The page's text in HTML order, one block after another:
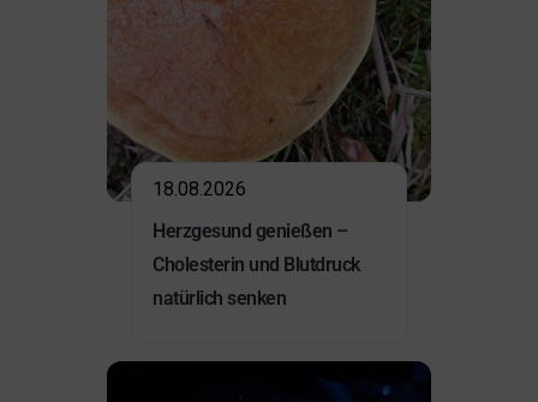
18.08.2026
Herzgesund genießen –
Cholesterin und Blutdruck
natürlich senken